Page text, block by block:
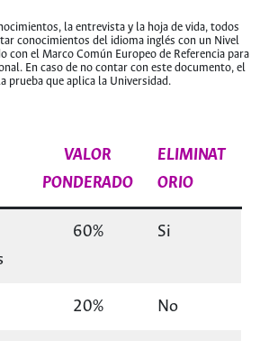
la entrevista y la hoja de vida, todos
conocimientos del idioma inglés con un Nivel
con el Marco Común Europeo de Referencia para
En caso de no contar con este documento, el
prueba que aplica la Universidad.
VALOR
PONDERADO
ELIMINAT
ORIO
60% Si
20% No